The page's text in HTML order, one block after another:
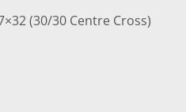
(30/30 Centre Cross)